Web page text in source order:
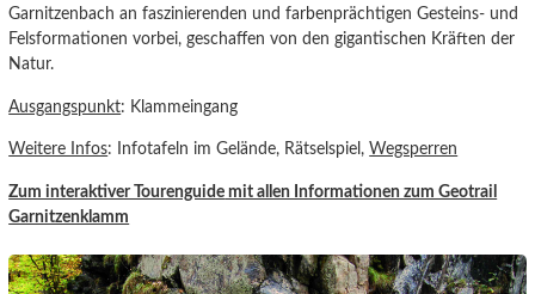
Garnitzenbach an faszinierenden und farbenprächtigen Gesteins- und
Felsformationen vorbei, geschaffen von den gigantischen Kräften der
Natur.
Ausgangspunkt: Klammeingang
Weitere Infos: Infotafeln im Gelände, Rätselspiel,Wegsperren
Zum interaktiver Tourenguide mit allen Informationen zum Geotrail
Garnitzenklamm